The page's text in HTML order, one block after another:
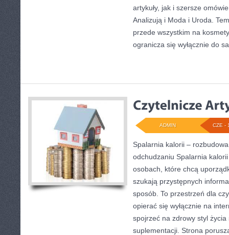
artykuły, jak i szersze
Analizują i Moda i Uroda.
przede wszystkim na
ogranicza się wyłącznie do
CZE -
ADMIN
Spalarnia kalorii –
odchudzaniu Spalarnia
osobach, które chcą
szukają przystępnych
sposób. To przestrzeń dla
opierać się wyłącznie na
spojrzeć na zdrowy styl
suplementacji. Strona